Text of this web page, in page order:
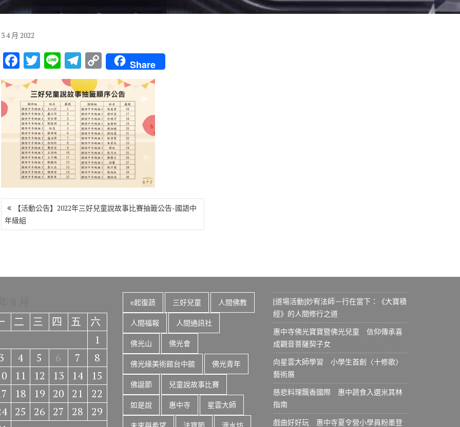
34 月 2022
F
ac
e
b
o
o
k
T
w
it
te
r
Li
n
e
T
el
e
gr
a
m
C
o
p
y
Li
n
k
Share
文
章
導
【活動公告】2022年三好兒童說故事比賽抽籤公告-國語中
年級組
二 三 四 五
六
1
3 4 5 6 7
8
11 12 13 14
15
18 19 20 21
22
25 26 27 28
29
e起復蔬 三好兒童 人間佛教
人間福報 人間通訊社
佛光山 佛光會
佛光緣美術館台中館 佛光青年
佛誕節 兒童說故事比賽
如是說 惠中寺 星雲大師
[道場活動]妙宥法師－行在當下：《大寶積
經》的人間修行之道
惠中寺佛光寶寶暨佛光兒童 信仰傳承喜
成觀音菩薩契子女
向星雲大師學習 小學生首創〈十修歌〉
藝術展
慈悲料理飄香國際 惠中蔬食入選米其林
指南
戲曲好好玩 惠中寺夏令營小學員粉墨登